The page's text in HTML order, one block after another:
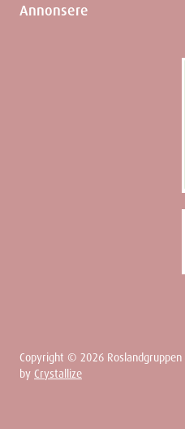
Annonsere
Copyright © 2026
by Crystallize